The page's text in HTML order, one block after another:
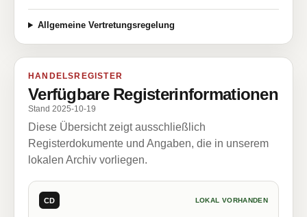
Allgemeine Vertretungsregelung
HANDELSREGISTER
Verfügbare Registerinformationen
Stand 2025-10-19
Diese Übersicht zeigt ausschließlich
Registerdokumente und Angaben, die in unserem
lokalen Archiv vorliegen.
CD LOKAL VORHANDEN